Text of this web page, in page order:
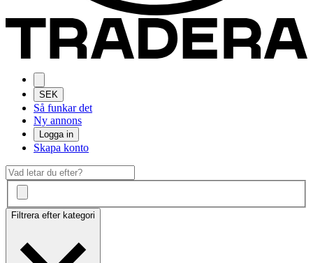
SEK
Så funkar det
Ny annons
Logga in
Skapa konto
Filtrera efter kategori